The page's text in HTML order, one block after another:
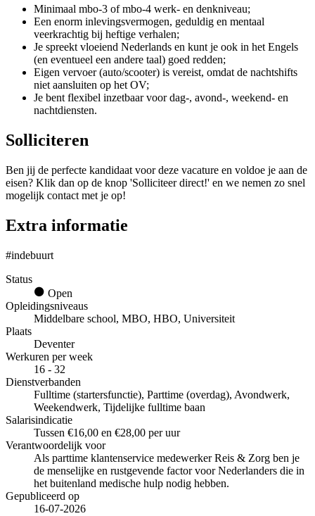
Minimaal mbo-3 of mbo-4 werk- en denkniveau;
Een enorm inlevingsvermogen, geduldig en mentaal
veerkrachtig bij heftige verhalen;
Je spreekt vloeiend Nederlands en kunt je ook in het Engels
(en eventueel een andere taal) goed redden;
Eigen vervoer (auto/scooter) is vereist, omdat de nachtshifts
niet aansluiten op het OV;
Je bent flexibel inzetbaar voor dag-, avond-, weekend- en
nachtdiensten.
Solliciteren
Ben jij de perfecte kandidaat voor deze vacature en voldoe je aan de
eisen? Klik dan op de knop 'Solliciteer direct!' en we nemen zo snel
mogelijk contact met je op!
Extra informatie
#indebuurt
Status
Open
Opleidingsniveaus
Middelbare school, MBO, HBO, Universiteit
Plaats
Deventer
Werkuren per week
16 - 32
Dienstverbanden
Fulltime (startersfunctie), Parttime (overdag), Avondwerk,
Weekendwerk, Tijdelijke fulltime baan
Salarisindicatie
Tussen €16,00 en €28,00 per uur
Verantwoordelijk voor
Als parttime klantenservice medewerker Reis & Zorg ben je
de menselijke en rustgevende factor voor Nederlanders die in
het buitenland medische hulp nodig hebben.
Gepubliceerd op
16-07-2026